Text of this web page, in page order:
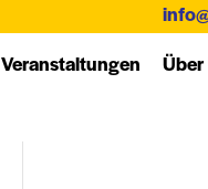
Ver­an­stal­tung­en